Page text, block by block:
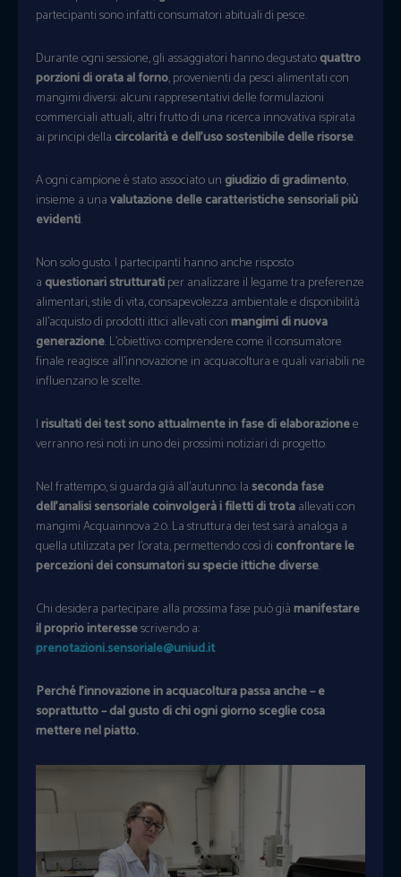
partecipanti sono infatti consumatori abituali di pesce.
Durante ogni sessione, gli assaggiatori hanno degustatoquattro
porzioni di orata al forno, provenienti da pesci alimentati con
mangimi diversi: alcuni rappresentativi delle formulazioni
commerciali attuali, altri frutto di una ricerca innovativa ispirata
ai principi dellacircolarità e dell’uso sostenibile delle risorse.
A ogni campione è stato associato ungiudizio di gradimento,
insieme a unavalutazione delle caratteristiche sensoriali più
evidenti.
Non solo gusto. I partecipanti hanno anche risposto
aquestionari strutturatiper analizzare il legame tra preferenze
alimentari, stile di vita, consapevolezza ambientale e disponibilità
all’acquisto di prodotti ittici allevati conmangimi di nuova
generazione. L’obiettivo: comprendere come il consumatore
finale reagisce all’innovazione in acquacoltura e quali variabili ne
influenzano le scelte.
Irisultati dei test sono attualmente in fase di elaborazionee
verranno resi noti in uno dei prossimi notiziari di progetto.
Nel frattempo, si guarda già all’autunno: laseconda fase
dell’analisi sensoriale coinvolgerà i filetti di trotaallevati con
mangimi Acquainnova 2.0. La struttura dei test sarà analoga a
quella utilizzata per l’orata, permettendo così diconfrontare le
percezioni dei consumatori su specie ittiche diverse.
Chi desidera partecipare alla prossima fase può giàmanifestare
il proprio interessescrivendo a:
prenotazioni.sensoriale@uniud.it
Perché l’innovazione in acquacoltura passa anche – e
soprattutto – dal gusto di chi ogni giorno sceglie cosa
mettere nel piatto.